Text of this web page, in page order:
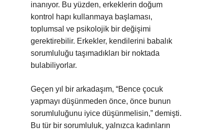
inanıyor. Bu yüzden, erkeklerin doğum
kontrol hapı kullanmaya başlaması,
toplumsal ve psikolojik bir değişimi
gerektirebilir. Erkekler, kendilerini babalık
sorumluluğu taşımadıkları bir noktada
bulabiliyorlar.
Geçen yıl bir arkadaşım, “Bence çocuk
yapmayı düşünmeden önce, önce bunun
sorumluluğunu iyice düşünmelisin,” demişti.
Bu tür bir sorumluluk, yalnızca kadınların